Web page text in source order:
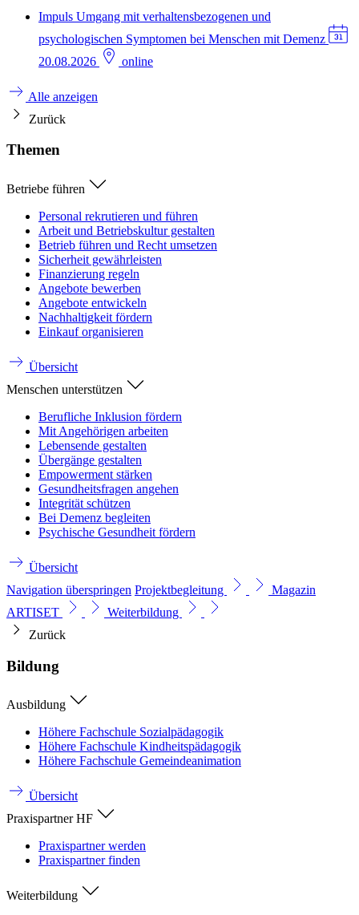
Impuls Umgang mit verhaltensbezogenen und
psychologischen Symptomen bei Menschen mit Demenz
20.08.2026
online
Alle anzeigen
Zurück
Themen
Betriebe führen
Personal rekrutieren und führen
Arbeit und Betriebskultur gestalten
Betrieb führen und Recht umsetzen
Sicherheit gewährleisten
Finanzierung regeln
Angebote bewerben
Angebote entwickeln
Nachhaltigkeit fördern
Einkauf organisieren
Übersicht
Menschen unterstützen
Berufliche Inklusion fördern
Mit Angehörigen arbeiten
Lebensende gestalten
Übergänge gestalten
Empowerment stärken
Gesundheitsfragen angehen
Integrität schützen
Bei Demenz begleiten
Psychische Gesundheit fördern
Übersicht
Navigation überspringen Projektbegleitung
Magazin
ARTISET
Weiterbildung
Zurück
Bildung
Ausbildung
Höhere Fachschule Sozialpädagogik
Höhere Fachschule Kindheitspädagogik
Höhere Fachschule Gemeindeanimation
Übersicht
Praxispartner HF
Praxispartner werden
Praxispartner finden
Weiterbildung